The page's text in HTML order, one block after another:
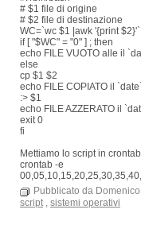
# $1 file di origine
# $2 file di destinazione
WC=`wc $1 |awk '{print $2}'`
if [ "$WC" = "0" ] ; then
echo FILE VUOTO alle il
else
cp $1 $2
echo FILE COPIATO il
:> $1
echo FILE AZZERATO il
exit 0
fi
Mettiamo lo script in
crontab -e
Pubblicato da
script , sistemi operativi